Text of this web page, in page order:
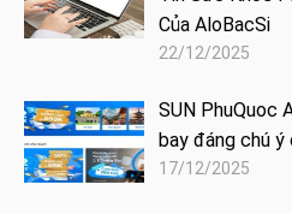
Của AloBacSi
22/12/2025
SUN PhuQuoc
bay đáng chú ý
17/12/2025